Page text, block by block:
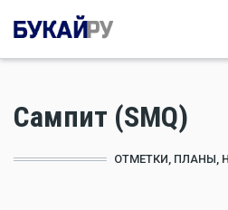
Сампит (SMQ)
ОТМЕТКИ, ПЛАНЫ,